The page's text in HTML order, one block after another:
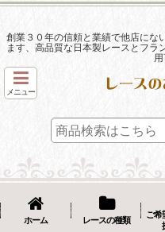
創業３０年の信頼と業績で他店にな
ます、高品質な日本製レースとフラ
メニュー
ホーム レースの種類
ご希